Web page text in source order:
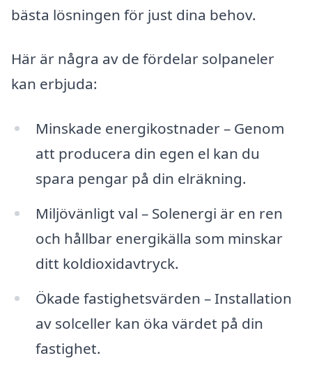
bästa lösningen för just dina behov.
Här är några av de fördelar solpaneler
kan erbjuda:
Minskade energikostnader – Genom
att producera din egen el kan du
spara pengar på din elräkning.
Miljövänligt val – Solenergi är en ren
och hållbar energikälla som minskar
ditt koldioxidavtryck.
Ökade fastighetsvärden – Installation
av solceller kan öka värdet på din
fastighet.